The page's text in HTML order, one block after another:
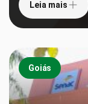
Leia mais
Goiás